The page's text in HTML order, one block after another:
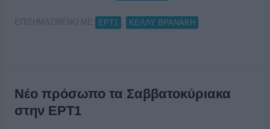
ΕΠΙΣΗΜΑΣΜΕΝΟ ΜΕ: ΕΡΤ1 ΚΕΛΛΥ ΒΡΑΝΑΚΗ
Νέο πρόσωπο τα Σαββατοκύριακα
στην ΕΡΤ1